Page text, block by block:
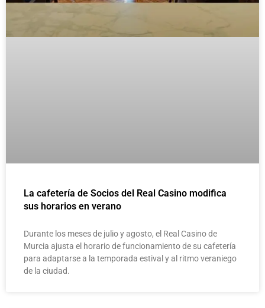
La cafetería de Socios del Real Casino modifica
sus horarios en verano
Durante los meses de julio y agosto, el Real Casino de
Murcia ajusta el horario de funcionamiento de su cafetería
para adaptarse a la temporada estival y al ritmo veraniego
de la ciudad.